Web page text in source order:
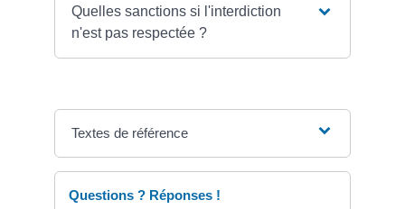
Quelles sanctions si l'interdiction
n'est pas respectée ?
Textes de référence
Questions ? Réponses !